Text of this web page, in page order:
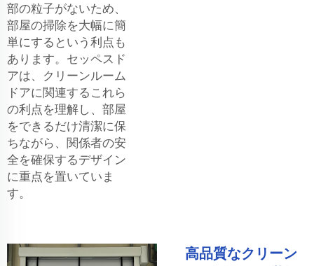
部の粒子がないため、
部屋の掃除を大幅に簡
単にするという利点も
あります。セッペスド
アは、クリーンルーム
ドアに関連するこれら
の利点を理解し、部屋
をできるだけ清潔に保
ちながら、関係者の安
全を確保するデザイン
に重点を置いていま
す。
高品質なクリーン